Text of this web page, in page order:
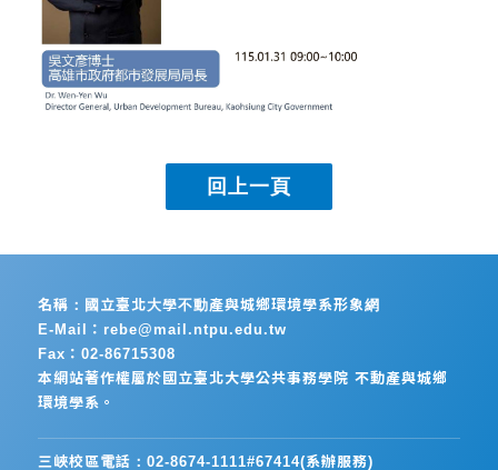
三峽校區電話：02-8674-1111#67414(系辦服務)
名稱：國立臺北大學不動產與城鄉環境學系形象網
E-Mail：rebe@mail.ntpu.edu.tw
Fax：02-86715308
本網站著作權屬於國立臺北大學公共事務學院 不動產與城鄉
環境學系。